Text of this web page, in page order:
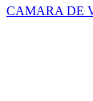
CAMARA DE